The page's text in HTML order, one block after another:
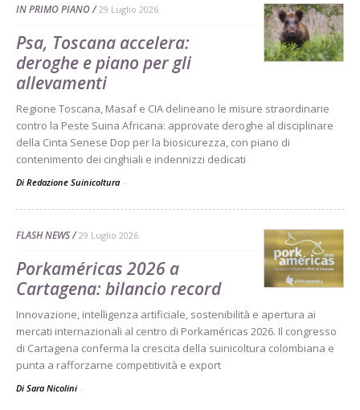
IN PRIMO PIANO 29 Luglio 2026
Psa, Toscana accelera:
deroghe e piano per gli
allevamenti
Regione Toscana, Masaf e CIA delineano le misure straordinarie
contro la Peste Suina Africana: approvate deroghe al disciplinare
della Cinta Senese Dop per la biosicurezza, con piano di
contenimento dei cinghiali e indennizzi dedicati
Di Redazione Suinicoltura -
FLASH NEWS 29 Luglio 2026
Porkaméricas 2026 a
Cartagena: bilancio record
Innovazione, intelligenza artificiale, sostenibilità e apertura ai
mercati internazionali al centro di Porkaméricas 2026. Il congresso
di Cartagena conferma la crescita della suinicoltura colombiana e
punta a rafforzarne competitività e export
Di Sara Nicolini -